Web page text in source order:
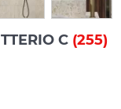
C (255)